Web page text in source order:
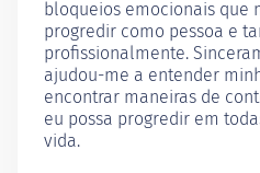
bloqueios emocionais que
progredir como pessoa e
profissionalmente.
ajudou-me a entender
encontrar maneiras de
eu possa progredir em
vida.